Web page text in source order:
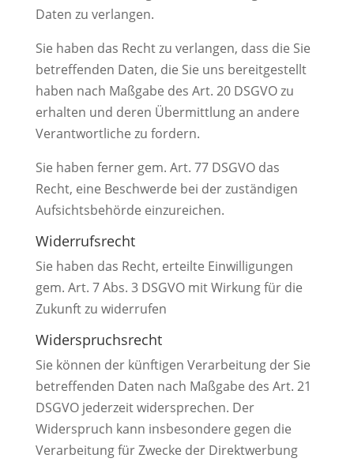
Daten zu verlangen.
Sie haben das Recht zu verlangen, dass die Sie
betreffenden Daten, die Sie uns bereitgestellt
haben nach Maßgabe des Art. 20 DSGVO zu
erhalten und deren Übermittlung an andere
Verantwortliche zu fordern.
Sie haben ferner gem. Art. 77 DSGVO das
Recht, eine Beschwerde bei der zuständigen
Aufsichtsbehörde einzureichen.
Widerrufsrecht
Sie haben das Recht, erteilte Einwilligungen
gem. Art. 7 Abs. 3 DSGVO mit Wirkung für die
Zukunft zu widerrufen
Widerspruchsrecht
Sie können der künftigen Verarbeitung der Sie
betreffenden Daten nach Maßgabe des Art. 21
DSGVO jederzeit widersprechen. Der
Widerspruch kann insbesondere gegen die
Verarbeitung für Zwecke der Direktwerbung